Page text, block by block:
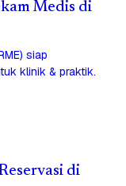
Medis di
siap
klinik & praktik.
di